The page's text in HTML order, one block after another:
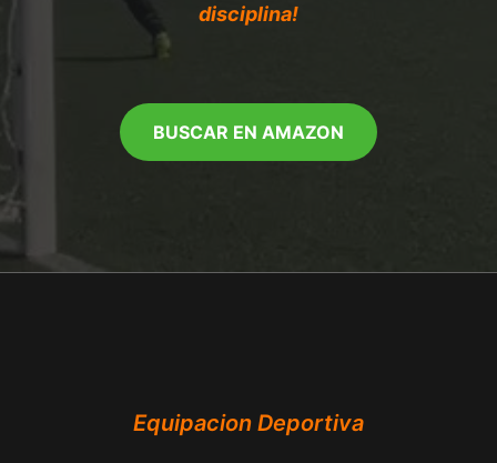
disciplina!
BUSCAR EN AMAZON
Equipacion Deportiva